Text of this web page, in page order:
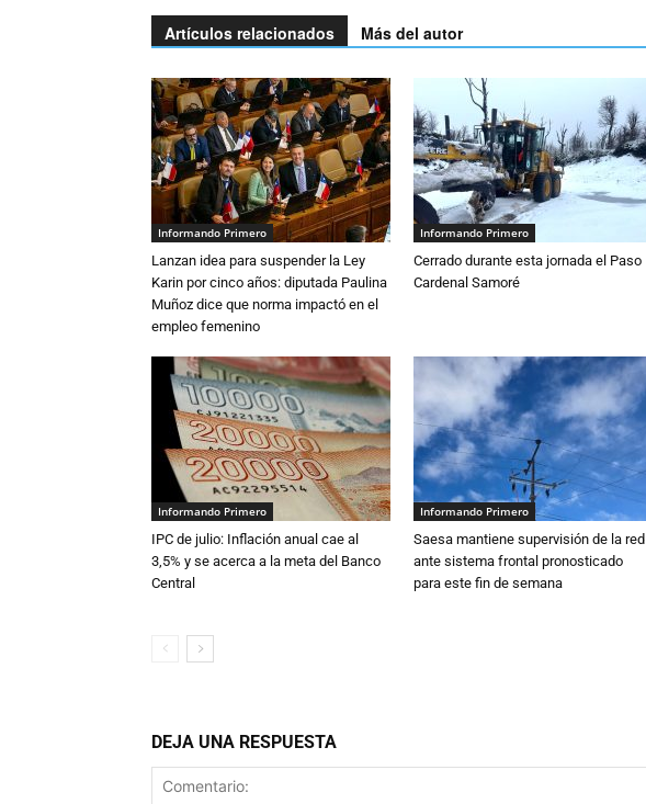
Artículos relacionados Más del autor
Informando Primero
Lanzan idea para suspender la Ley
Karin por cinco años: diputada Paulina
Muñoz dice que norma impactó en el
empleo femenino
Informando Primero
Cerrado durante esta jornada el Paso
Cardenal Samoré
Informando Primero
IPC de julio: Inflación anual cae al
3,5% y se acerca a la meta del Banco
Central
Informando Primero
Saesa mantiene supervisión de la red
ante sistema frontal pronosticado
para este fin de semana
DEJA UNA RESPUESTA